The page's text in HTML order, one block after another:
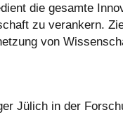
die gesamte
zu verankern.
von
Jülich in der